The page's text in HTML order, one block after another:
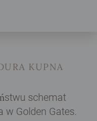
KUPNA
schemat
w Golden Gates.